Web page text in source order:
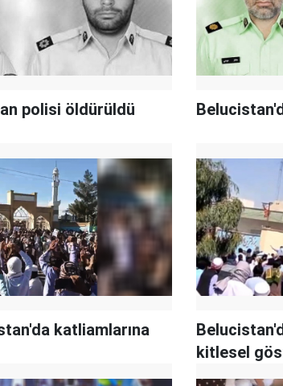
polisi öldürüldü
katliamlarına
kitlesel